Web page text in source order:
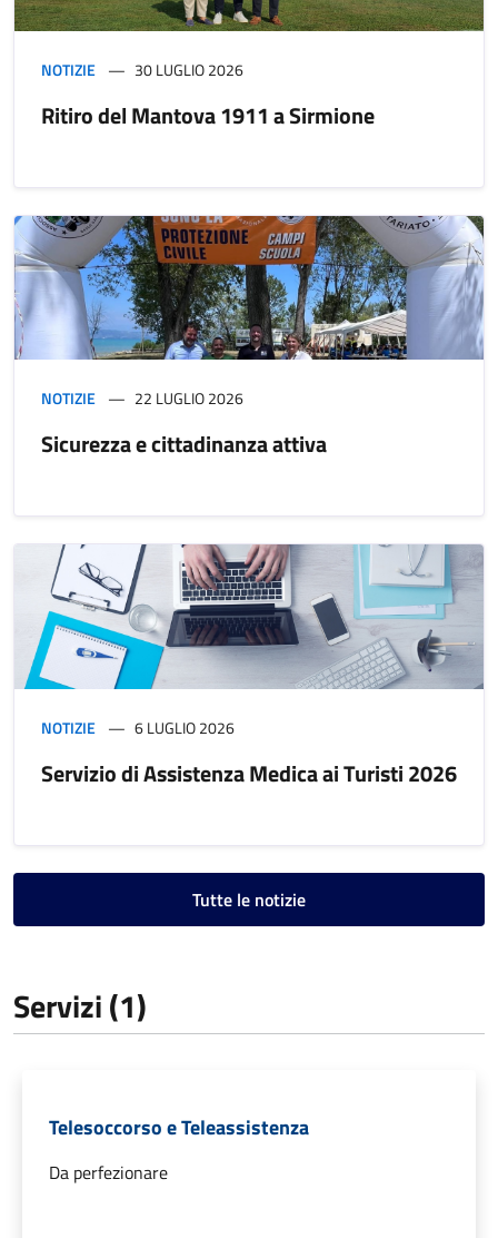
NOTIZIE 30 LUGLIO 2026
Ritiro del Mantova 1911 a Sirmione
NOTIZIE 22 LUGLIO 2026
Sicurezza e cittadinanza attiva
NOTIZIE 6 LUGLIO 2026
Servizio di Assistenza Medica ai Turisti 2026
Tutte le notizie
Servizi (1)
Telesoccorso e Teleassistenza
Da perfezionare